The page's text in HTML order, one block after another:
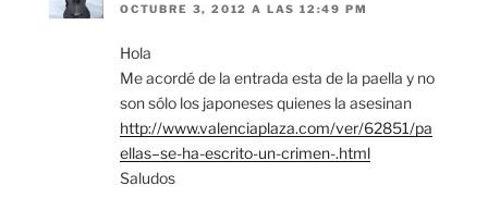
OCTUBRE 3, 2012 A LAS 12:49 PM
Hola
Me acordé de la entrada esta de la paella y no
son sólo los japoneses quienes la asesinan
http://www.valenciaplaza.com/ver/62851/pa
ellas–se-ha-escrito-un-crimen-.html
Saludos